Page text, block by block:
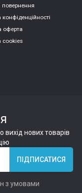
повернення
конфіденційності
оферта
cookies
вихід нових товарів
ПІДПИСАТИСЯ
з умовами